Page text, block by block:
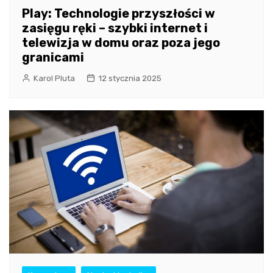
Play: Technologie przyszłości w
zasięgu ręki – szybki internet i
telewizja w domu oraz poza jego
granicami
Karol Pluta 12 stycznia 2025